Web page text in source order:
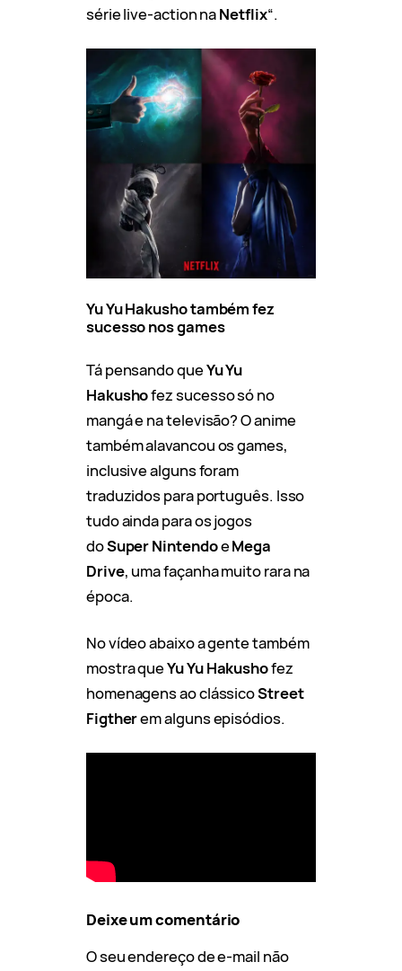
série live-action naNetflix“.
Yu Yu Hakusho também fez
sucesso nos games
Tá pensando queYu Yu
Hakushofez sucesso só no
mangá e na televisão? O anime
também alavancou os games,
inclusive alguns foram
traduzidos para português. Isso
tudo ainda para os jogos
doSuper NintendoeMega
Drive, uma façanha muito rara na
época.
No vídeo abaixo a gente também
mostra queYu Yu Hakushofez
homenagens ao clássicoStreet
Figtherem alguns episódios.
Deixe um comentário
O seu endereço de e-mail não